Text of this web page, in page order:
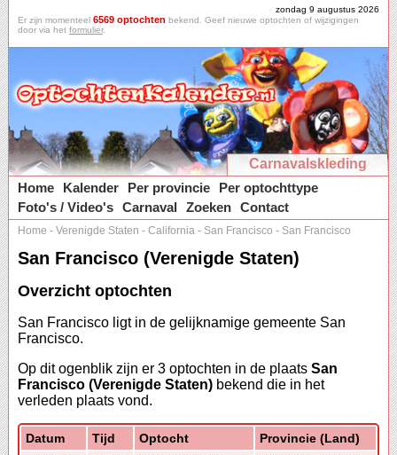
zondag 9 augustus 2026
Er zijn momenteel 6569 optochten bekend. Geef nieuwe optochten of wijzigingen
door via het formulier.
Carnavalskleding
Home
Kalender Per provincie
Per optochttype
Foto's / Video's Carnaval Zoeken Contact
Home - Verenigde Staten - California - San Francisco - San Francisco
San Francisco (Verenigde Staten)
Overzicht optochten
San Francisco ligt in de gelijknamige gemeente San
Francisco.
Op dit ogenblik zijn er 3 optochten in de plaats San
Francisco (Verenigde Staten) bekend die in het
verleden plaats vond.
Datum Tijd Optocht Provincie (Land)